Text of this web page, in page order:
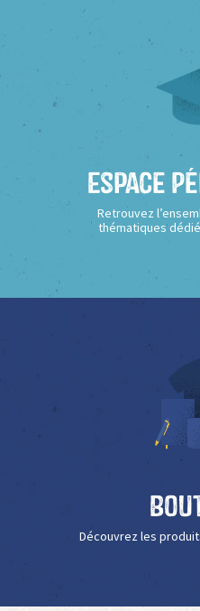
Espace
Retrouvez
thématiques
Découvrez les